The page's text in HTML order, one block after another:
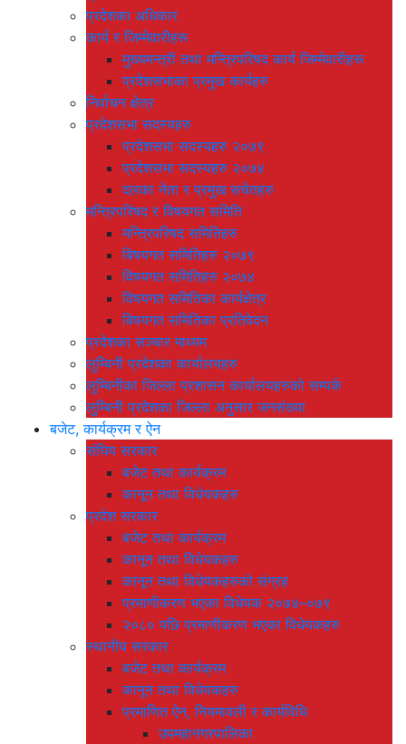
प्रदेशका अधिकार
कार्य र जिम्मेवारीहरू
मुख्यमन्त्री तथा मन्त्रिपरिषद कार्य जिम्मेवारीहरू
प्रदेशसभाका प्रमुख कार्यहरु
निर्वाचन क्षेत्र
प्रदेशसभा सदस्यहरु
प्रदेशसभा सदस्यहरु २०७९
प्रदेशसभा सदस्यहरु २०७४
दलका नेता र प्रमुख सचेतहरु
मन्त्रिपरिषद र विषयगत समिति
मन्त्रिपरिषद समितिहरु
बिषयगत समितिहरु २०७९
विषयगत समितिहरु २०७४
विषयगत समितिका कार्यक्षेत्र
बिषयगत समितिका प्रतिवेदन
प्रदेशका सञ्चार माध्यम
लुम्बिनी प्रदेशका कार्यालयहरु
लुम्बिनीका जिल्ला प्रशासन कार्यालयहरुको सम्पर्क
लुम्बिनी प्रदेशका जिल्ला अनुसार जनसंख्या
बजेट, कार्यक्रम र ऐन
संघिय सरकार
बजेट तथा कार्यक्रम
कानून तथा विधेयकहरु
प्रदेश सरकार
बजेट तथा कार्यक्रम
कानून तथा विधेयकहरु
कानून तथा विधेयकहरुको संग्रह
प्रमाणीकरण भएका विधेयक २०७४–०७९
२०८० पछि प्रमाणीकरण भएका विधेयकहरु
स्थानीय सरकार
बजेट तथा कार्यक्रम
कानून तथा विधेयकहरु
प्रमाणित ऐन, नियमावली र कार्यविधि
उपमहानगरपालिका